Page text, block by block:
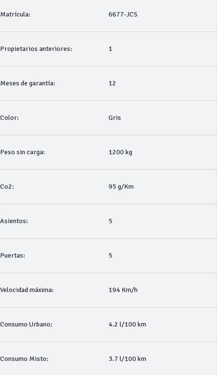
Matrícula: 6677-JCS
Propietarios anteriores: 1
Meses de garantía: 12
Color: Gris
Peso sin carga: 1200 kg
Co2: 95 g/Km
Asientos: 5
Puertas: 5
Velocidad máxima: 194 Km/h
Consumo Urbano: 4.2 l/100 km
Consumo Misto: 3.7 l/100 km